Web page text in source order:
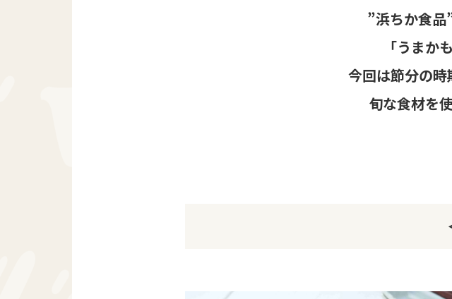
”浜ちか食品
「うまか
今回は節分の時
旬な食材を